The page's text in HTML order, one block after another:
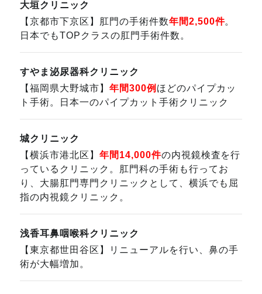
大垣クリニック
【京都市下京区】肛門の手術件数年間2,500件。
日本でもTOPクラスの肛門手術件数。
すやま泌尿器科クリニック
【福岡県大野城市】年間300例 ほどのパイプカッ
ト手術。日本一のパイプカット手術クリニック
城クリニック
【横浜市港北区】年間14,000件の内視鏡検査を行
っているクリニック。肛門科の手術も行ってお
り、大腸肛門専門クリニックとして、横浜でも屈
指の内視鏡クリニック。
浅香耳鼻咽喉科クリニック
【東京都世田谷区】リニューアルを行い、鼻の手
術が大幅増加。